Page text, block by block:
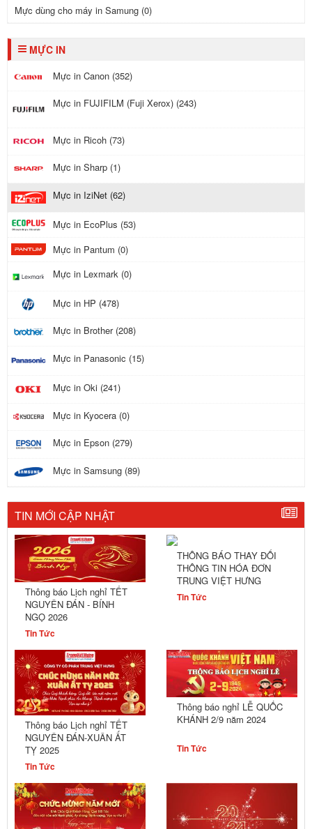
Mực dùng cho máy in Samung (0)
MỰC IN
Mực in Canon (352)
Mực in FUJIFILM (Fuji Xerox) (243)
Mực in Ricoh (73)
Mực in Sharp (1)
Mực in IziNet (62)
Mực in EcoPlus (53)
Mực in Pantum (0)
Mực in Lexmark (0)
Mực in HP (478)
Mực in Brother (208)
Mực in Panasonic (15)
Mực in Oki (241)
Mực in Kyocera (0)
Mực in Epson (279)
Mực in Samsung (89)
TIN MỚI CẬP NHẬT
Thông báo Lịch nghỉ TẾT
NGUYÊN ĐÁN - BÍNH
NGỌ 2026
Tin Tức
THÔNG BÁO THAY ĐỔI
THÔNG TIN HÓA ĐƠN
TRUNG VIỆT HƯNG
Tin Tức
Thông báo Lịch nghỉ TẾT
NGUYÊN ĐÁN-XUÂN ẤT
TỴ 2025
Tin Tức
Thông báo nghỉ LỄ QUỐC
KHÁNH 2/9 năm 2024
Tin Tức